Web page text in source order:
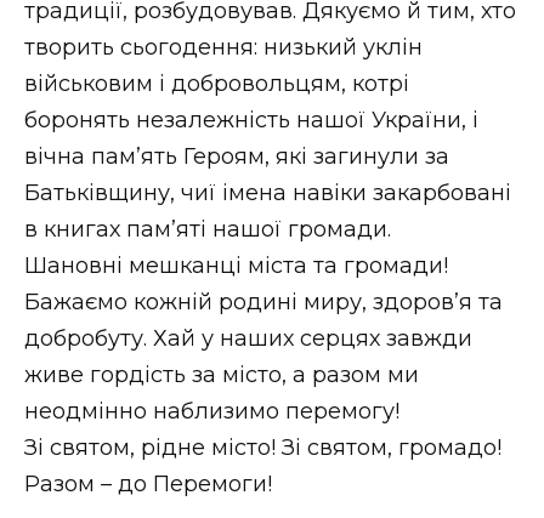
традиції, розбудовував. Дякуємо й тим, хто
творить сьогодення: низький уклін
військовим і добровольцям, котрі
боронять незалежність нашої України, і
вічна пам’ять Героям, які загинули за
Батьківщину, чиї імена навіки закарбовані
в книгах пам’яті нашої громади.
Шановні мешканці міста та громади!
Бажаємо кожній родині миру, здоров’я та
добробуту. Хай у наших серцях завжди
живе гордість за місто, а разом ми
неодмінно наблизимо перемогу!
Зі святом, рідне місто! Зі святом, громадо!
Разом – до Перемоги!